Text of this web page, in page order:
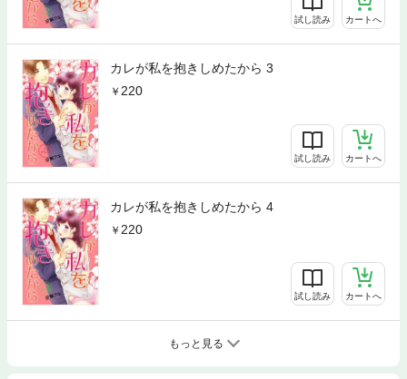
試し読み カートへ
カレが私を抱きしめたから 3
220
試し読み カートへ
カレが私を抱きしめたから 4
220
試し読み カートへ
もっと見る